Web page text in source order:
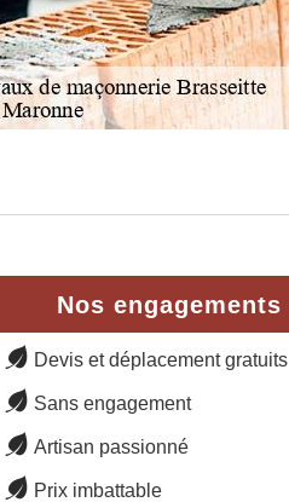
Nos engagements
Devis et déplacement gratuits
Sans engagement
Artisan passionné
Prix imbattable